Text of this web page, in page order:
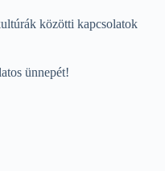
közötti kapcsolatok
ünnepét!